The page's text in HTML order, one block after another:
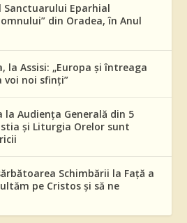
Sanctuarului Eparhial
din Oradea, în Anul
la Assisi: „Europa și întreaga
voi noi sfinți”
la Audiența Generală din 5
și Liturgia Orelor sunt
Schimbării la Față a
pe Cristos și să ne